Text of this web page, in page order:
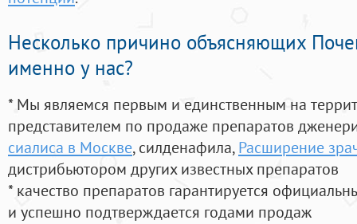
Несколько причино объясняющих
именно у нас?
* Мы являемся первым и единственным на
представителем по продаже препаратов
сиалиса в Москве, силденафила, Расширение
дистрибьютором других известных препаратов
* качество препаратов гарантируется
и успешно подтверждается годами продаж